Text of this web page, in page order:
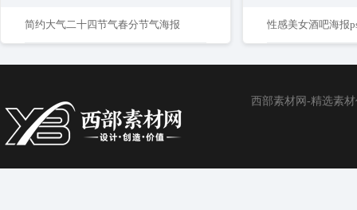
简约大气二十四节气春分节气海报 性感美女酒吧海报
西部素材网-精选素